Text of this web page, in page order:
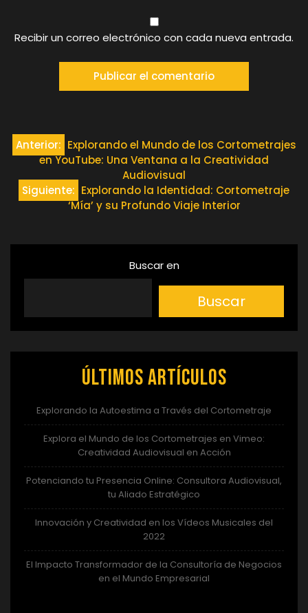
Recibir un correo electrónico con cada nueva entrada.
Navegación
de
entradas
Anterior: Explorando el Mundo de los Cortometrajes
en YouTube: Una Ventana a la Creatividad
Audiovisual
Siguiente: Explorando la Identidad: Cortometraje
‘Mía’ y su Profundo Viaje Interior
Buscar en
Buscar
Últimos artículos
Explorando la Autoestima a Través del Cortometraje
Explora el Mundo de los Cortometrajes en Vimeo:
Creatividad Audiovisual en Acción
Potenciando tu Presencia Online: Consultora Audiovisual,
tu Aliado Estratégico
Innovación y Creatividad en los Vídeos Musicales del
2022
El Impacto Transformador de la Consultoría de Negocios
en el Mundo Empresarial